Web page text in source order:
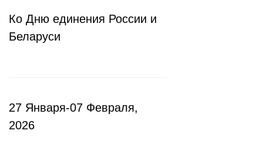
Ко Дню единения России и
Беларуси
27 Января-07 Февраля,
2026